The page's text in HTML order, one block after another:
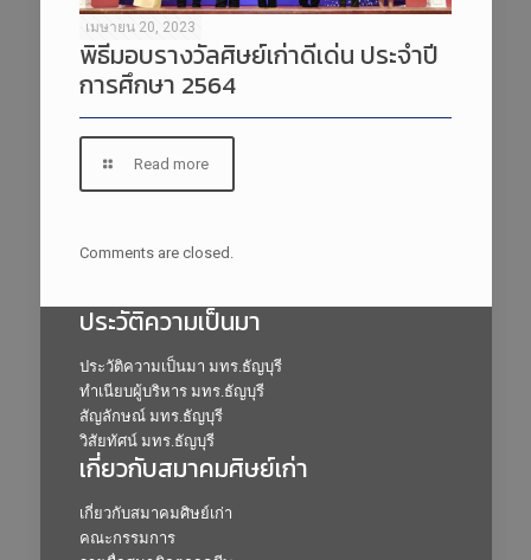
เมษายน 20, 2023
พิธีมอบรางวัลศิษย์เก่าดีเด่น ประจำปี
การศึกษา 2564
Read more
Comments are closed.
ประวัติความเป็นมา
ประวัติความเป็นมา มทร.ธัญบุรี
ทำเนียบผู้บริหาร มทร.ธัญบุรี
สัญลักษณ์ มทร.ธัญบุรี
วิสัยทัศน์ มทร.ธัญบุรี
เกี่ยวกับสมาคมศิษย์เก่า
เกี่ยวกับสมาคมศิษย์เก่า
คณะกรรมการ